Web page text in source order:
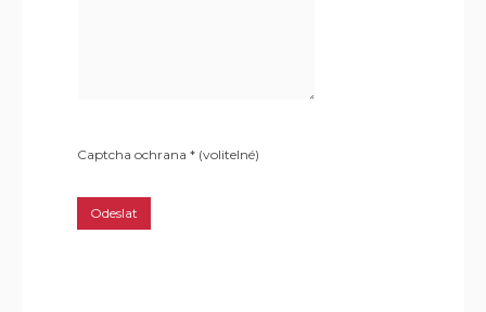
Captcha ochrana * (volitelné)
Odeslat